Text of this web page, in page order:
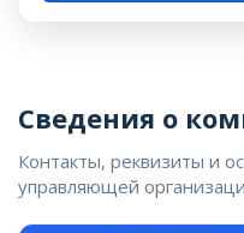
Сведения о
Контакты, реквизиты и
управляющей